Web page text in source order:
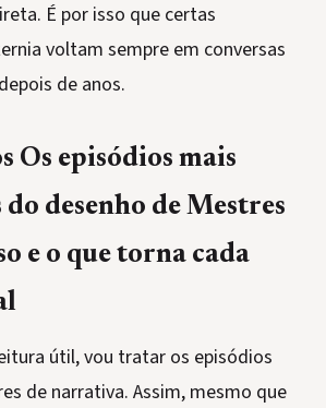
É por isso que certas
voltam sempre em conversas
de anos.
Os episódios mais
desenho de Mestres
e o que torna cada
útil, vou tratar os episódios
de narrativa. Assim, mesmo que